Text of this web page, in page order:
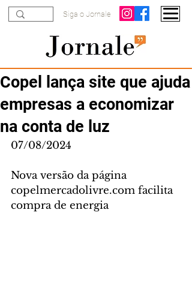
Siga o Jornale
Copel lança site que ajuda
empresas a economizar
na conta de luz
07/08/2024
Nova versão da página
copelmercadolivre.com facilita
compra de energia